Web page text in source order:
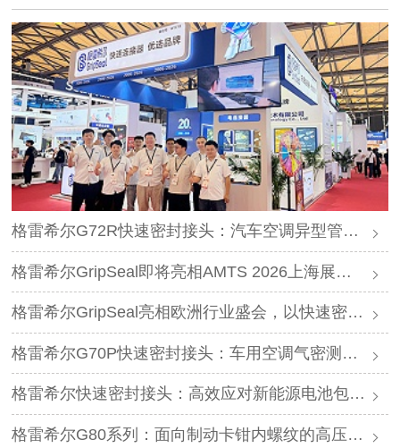
格雷希尔G72R快速密封接头：汽车空调异型管口测试方案
格雷希尔GripSeal即将亮相AMTS 2026上海展，以密封技术赋能汽车制造
格雷希尔GripSeal亮相欧洲行业盛会，以快速密封技术赋能欧洲新能源产业链
格雷希尔G70P快速密封接头：车用空调气密测试的可靠选择
格雷希尔快速密封接头：高效应对新能源电池包防爆阀测试难题
格雷希尔G80系列：面向制动卡钳内螺纹的高压密封连接方案